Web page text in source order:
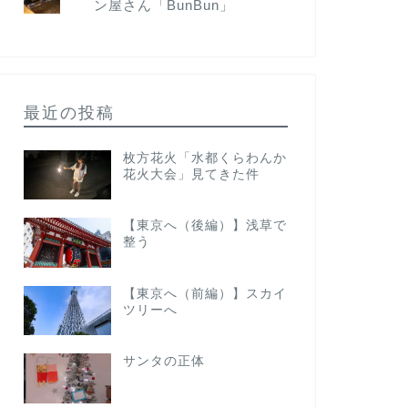
ン屋さん「BunBun」
最近の投稿
枚方花火「水都くらわんか
花火大会」見てきた件
【東京へ（後編）】浅草で
整う
【東京へ（前編）】スカイ
ツリーへ
サンタの正体